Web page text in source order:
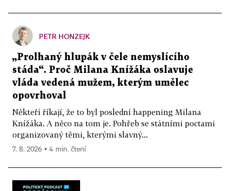
PETR HONZEJK
„Prolhaný hlupák v čele nemyslícího
stáda“. Proč Milana Knížáka oslavuje
vláda vedená mužem, kterým umělec
opovrhoval
Někteří říkají, že to byl poslední happening Milana
Knížáka. A něco na tom je. Pohřeb se státními poctami
organizovaný těmi, kterými slavný...
7. 8. 2026 ▪ 4 min. čtení